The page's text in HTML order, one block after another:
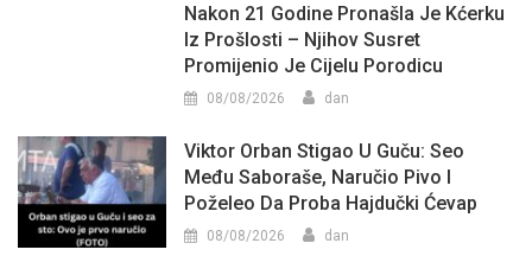
Nakon 21 Godine Pronašla Je Kćerku
Iz Prošlosti – Njihov Susret
Promijenio Je Cijelu Porodicu
08/08/2026 dan
Viktor Orban Stigao U Guču: Seo
Među Saboraše, Naručio Pivo I
Poželeo Da Proba Hajdučki Ćevap
08/08/2026 dan